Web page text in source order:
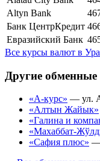
Altyn Bank
Банк ЦентрКредит
Евразийский Банк
Все курсы валют в
Другие
«А-курс» — ул.
«Алтын Жайык»
«Галина и
«Махаббат-
«Сафия плюс»